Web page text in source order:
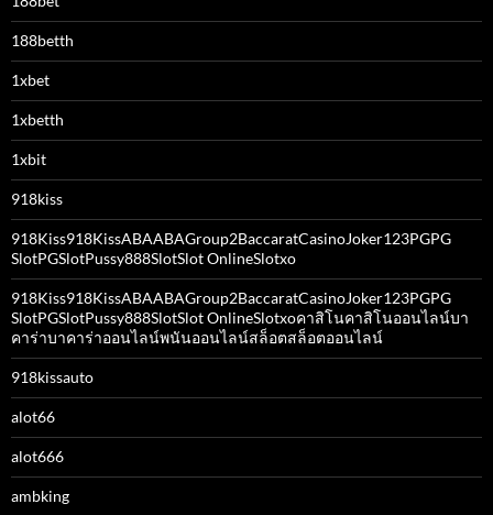
188betth
1xbet
1xbetth
1xbit
918kiss
918Kiss918KissABAABAGroup2BaccaratCasinoJoker123PGPG
SlotPGSlotPussy888SlotSlot OnlineSlotxo
918Kiss918KissABAABAGroup2BaccaratCasinoJoker123PGPG
SlotPGSlotPussy888SlotSlot OnlineSlotxoคาสิโนคาสิโนออนไลน์บา
คาร่าบาคาร่าออนไลน์พนันออนไลน์สล็อตสล็อตออนไลน์
918kissauto
alot66
alot666
ambking